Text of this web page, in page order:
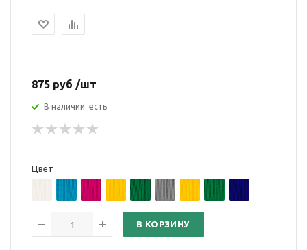
875 руб /шт
В наличии: есть
Цвет
В КОРЗИНУ